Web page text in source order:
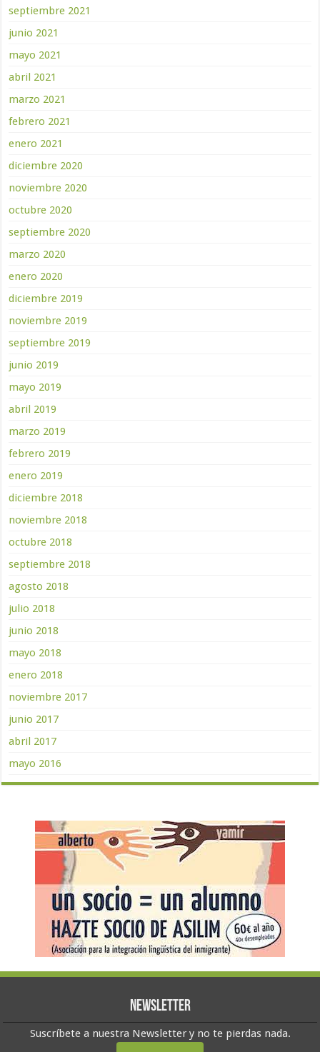
septiembre 2021
junio 2021
mayo 2021
abril 2021
marzo 2021
febrero 2021
enero 2021
diciembre 2020
noviembre 2020
octubre 2020
septiembre 2020
marzo 2020
enero 2020
diciembre 2019
noviembre 2019
septiembre 2019
junio 2019
mayo 2019
abril 2019
marzo 2019
febrero 2019
enero 2019
diciembre 2018
noviembre 2018
octubre 2018
septiembre 2018
agosto 2018
julio 2018
junio 2018
mayo 2018
enero 2018
noviembre 2017
junio 2017
abril 2017
mayo 2016
Newsletter
Suscríbete a nuestra Newsletter y no te pierdas nada.